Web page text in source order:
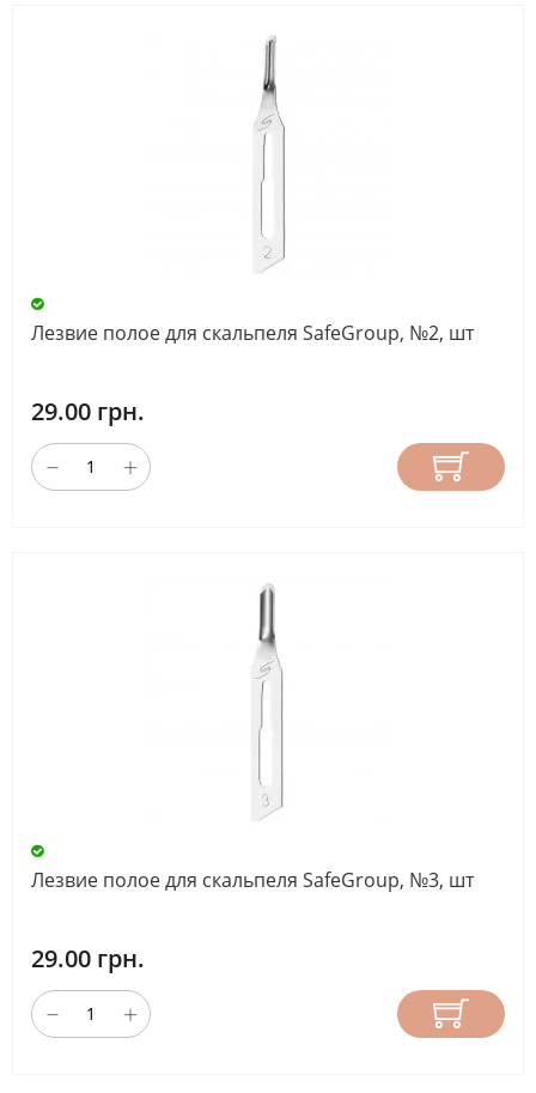
Лезвие полое для скальпеля SafeGroup, №2, шт
29.00 грн.
Лезвие полое для скальпеля SafeGroup, №3, шт
29.00 грн.